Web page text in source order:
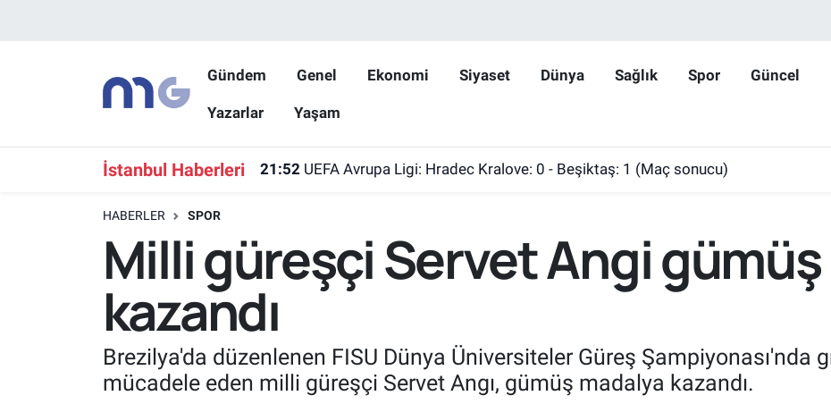
Gündem Genel Ekonomi Siyaset Dünya Sağlık Spor Güncel
Yazarlar Yaşam
İstanbul Haberleri 21:52 UEFA Avrupa Ligi: Hradec Kralove: 0 - Beşiktaş: 1 (Maç sonucu)
HABERLER SPOR
Milli güreşçi Servet Angi
kazandı
Brezilya'da düzenlenen FISU Dünya Üniversiteler Güreş Şampiyonası'nda
mücadele eden milli güreşçi Servet Angı, gümüş madalya kazandı.
Hava Durumu
İstanbul Namaz Vakitleri
Süper Lig Puan Durumu ve Fikstür
Tüm Manşetler
Haber Arşivi